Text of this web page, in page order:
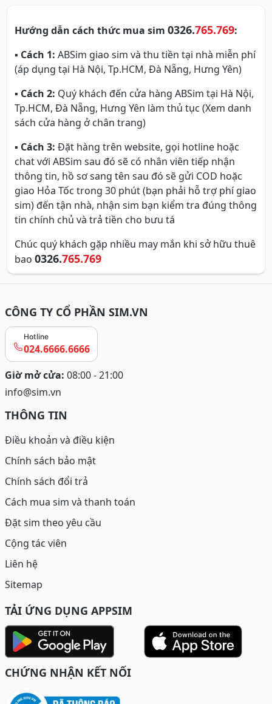
Hướng dẫn cách thức mua sim 0326.765.769:
▪ Cách 1: ABSim giao sim và thu tiền tại nhà miễn phí
(áp dụng tại Hà Nội, Tp.HCM, Đà Nẵng, Hưng Yên)
▪ Cách 2: Quý khách đến cửa hàng ABSim tại Hà Nội,
Tp.HCM, Đà Nẵng, Hưng Yên làm thủ tục (Xem danh
sách cửa hàng ở chân trang)
▪ Cách 3: Đặt hàng trên website, gọi hotline hoặc
chat với ABSim sau đó sẽ có nhân viên tiếp nhận
thông tin, hồ sơ sang tên sau đó sẽ gửi COD hoặc
giao Hỏa Tốc trong 30 phút (bạn phải hỗ trợ phí giao
sim) đến tận nhà, nhận sim bạn kiểm tra đúng thông
tin chính chủ và trả tiền cho bưu tá
Chúc quý khách gặp nhiều may mắn khi sở hữu thuê
bao 0326.765.769
CÔNG TY CỔ PHẦN SIM.VN
Hotline
024.6666.6666
Giờ mở cửa: 08:00 - 21:00
info@sim.vn
THÔNG TIN
Điều khoản và điều kiện
Chính sách bảo mật
Chính sách đổi trả
Cách mua sim và thanh toán
Đặt sim theo yêu cầu
Cộng tác viên
Liên hệ
Sitemap
TẢI ỨNG DỤNG APPSIM
CHỨNG NHẬN KẾT NỐI